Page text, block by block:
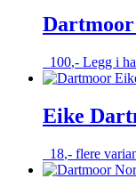
100,- Legg i
Eike
18,- flere